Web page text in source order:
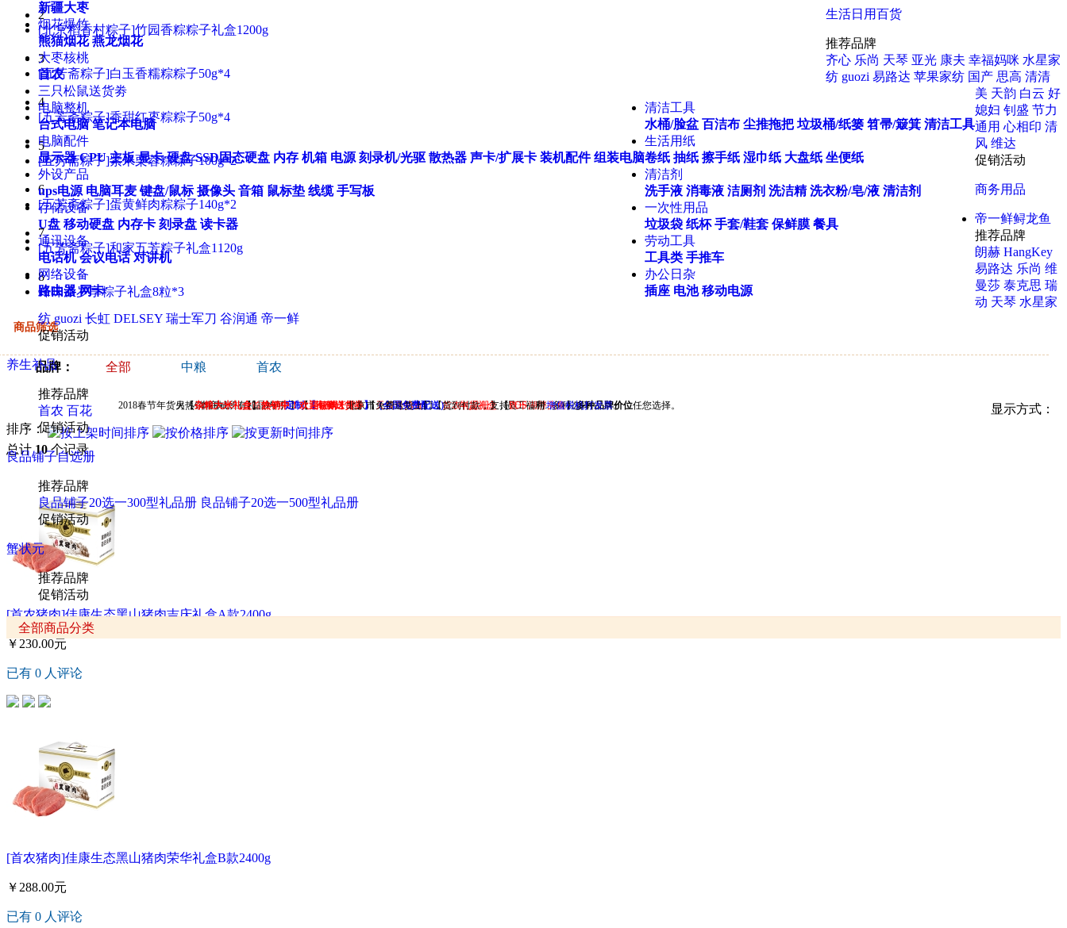
新疆大枣
烟花爆竹
熊猫烟花 燕龙烟花
大枣核桃
首农
三只松鼠送货劵
电脑整机
台式电脑 笔记本电脑
电脑配件
显示器 CPU 主板 显卡 硬盘 SSD固态硬盘 内存 机箱 电源 刻录机/光驱 散热器 声卡/扩展卡 装机配件 组装电脑
外设产品
ups电源 电脑耳麦 键盘/鼠标 摄像头 音箱 鼠标垫 线缆 手写板
存储设备
U盘 移动硬盘 内存卡 刻录盘 读卡器
通讯设备
电话机 会议电话 对讲机
网络设备
路由器 网卡
生活日用百货
清洁工具
水桶/脸盆 百洁布 尘推拖把 垃圾桶/纸篓 笤帚/簸箕 清洁工具
生活用纸
卷纸 抽纸 擦手纸 湿巾纸 大盘纸 坐便纸
清洁剂
洗手液 消毒液 洁厕剂 洗洁精 洗衣粉/皂/液 清洁剂
一次性用品
垃圾袋 纸杯 手套/鞋套 保鲜膜 餐具
劳动工具
工具类 手推车
办公日杂
插座 电池 移动电源
推荐品牌
齐心 乐尚 天琴 亚光 康夫 幸福妈咪 水星家
纺 guozi 易路达 苹果家纺 国产 思高 清清
美 天韵 白云 好
媳妇 钊盛 节力
通用 心相印 清
风 维达
促销活动
商务用品
帝一鲜鲟龙鱼
推荐品牌
朗赫 HangKey
易路达 乐尚 维
曼莎 泰克思 瑞
动 天琴 水星家
纺 guozi 长虹 DELSEY 瑞士军刀 谷润通 帝一鲜
促销活动
养生补品
推荐品牌
首农 百花
促销活动
良品铺子自选册
推荐品牌
良品铺子20选一300型礼品册 良品铺子20选一500型礼品册
促销活动
蟹状元
推荐品牌
促销活动
全部商品分类
2
[北京稻香村粽子]竹园香粽粽子礼盒1200g
3
[五芳斋粽子]白玉香糯粽粽子50g*4
4
[五芳斋粽子]香甜红枣粽粽子50g*4
5
[五芳斋粽子]紫米栗蓉粽粽子100g*2
6
[五芳斋粽子]蛋黄鲜肉粽粽子140g*2
7
[五芳斋粽子]和家五芳粽子礼盒1120g
8
锋味派岁享粽子礼盒8粒*3
商品筛选
品牌： 全部 中粮 首农
2018春节年货火热销售中……【首农干果】【美荻斯干果】【天福号熟食】【首农礼品册】【查干湖胖头鱼】多种品牌价位任您选择。
本商城所有礼品均可定制 【海鲜送货券】（全国免费配送）。年货礼盒，员工福利...多种选择
另【杂粮大米礼盒】热销中！欢迎订购！北京市免费送货上门，货到付款，支持POS，带增值税机打发票。
排序：
显示方式：
总计10个记录
[首农猪肉]佳康生态黑山猪肉吉庆礼盒A款2400g
￥230.00元
已有 0 人评论
[首农猪肉]佳康生态黑山猪肉荣华礼盒B款2400g
￥288.00元
已有 0 人评论